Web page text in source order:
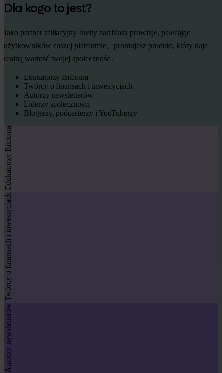
Dla kogo to jest?
Jako partner afiliacyjny Invity zarabiasz prowizje, polecając
użytkowników naszej platformie, i promujesz produkt, który daje
realną wartość twojej społeczności.
Edukatorzy Bitcoina
Twórcy o finansach i inwestycjach
Autorzy newsletterów
Liderzy społeczności
Blogerzy, podcasterzy i YouTuberzy
Edukatorzy Bitcoina
Twórcy o finansach i inwestycjach
Autorzy newsletterów